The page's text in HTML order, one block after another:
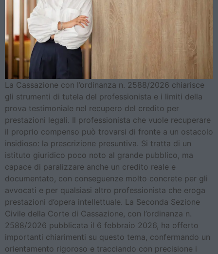
La Cassazione con l’ordinanza n. 2588/2026 chiarisce
gli strumenti di tutela del professionista e i limiti della
prova testimoniale nel recupero del credito per
prestazioni legali. Il professionista che vuole recuperare
il proprio compenso può trovarsi di fronte a un ostacolo
insidioso: la prescrizione presuntiva. Si tratta di un
istituto giuridico poco noto al grande pubblico, ma
capace di paralizzare anche un credito reale e
documentato, con conseguenze molto concrete per gli
avvocati e per qualsiasi altro professionista che eroga
prestazioni d’opera intellettuale. La Seconda Sezione
Civile della Corte di Cassazione, con l’ordinanza n.
2588/2026 pubblicata il 6 febbraio 2026, ha offerto
importanti chiarimenti su questo tema, confermando un
orientamento rigoroso e tracciando con precisione i